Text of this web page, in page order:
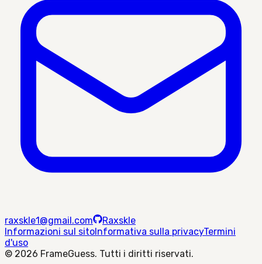
raxskle1@gmail.com
Raxskle
Informazioni sul sitoInformativa sulla privacyTermini
d'uso
© 2026 FrameGuess. Tutti i diritti riservati.